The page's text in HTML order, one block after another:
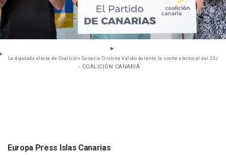
La diputada electa de Coalición Canaria Cristina Valido durante la noche electoral del 23J
- COALICIÓN CANARIA
Europa Press Islas Canarias